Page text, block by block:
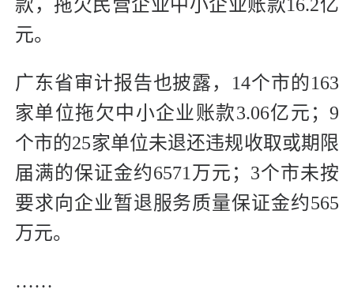
款，拖欠民营企业中小企业账款16.2亿
元。
广东省审计报告也披露，14个市的163
家单位拖欠中小企业账款3.06亿元；9
个市的25家单位未退还违规收取或期限
届满的保证金约6571万元；3个市未按
要求向企业暂退服务质量保证金约565
万元。
……